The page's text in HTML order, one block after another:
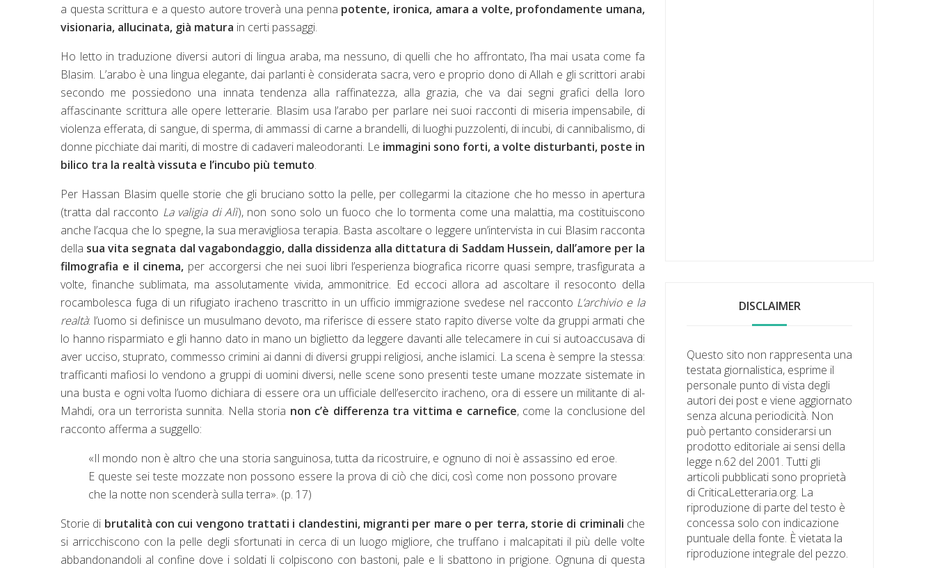
a questa scrittura e a questo autore troverà una penna potente, ironica, amara a volte, profondamente umana,
visionaria, allucinata, già matura in certi passaggi.
Ho letto in traduzione diversi autori di lingua araba, ma nessuno, di quelli che ho affrontato, l’ha mai usata come fa
Blasim. L’arabo è una lingua elegante, dai parlanti è considerata sacra, vero e proprio dono di Allah e gli scrittori arabi
secondo me possiedono una innata tendenza alla raffinatezza, alla grazia, che va dai segni grafici della loro
affascinante scrittura alle opere letterarie. Blasim usa l’arabo per parlare nei suoi racconti di miseria impensabile, di
violenza efferata, di sangue, di sperma, di ammassi di carne a brandelli, di luoghi puzzolenti, di incubi, di cannibalismo, di
donne picchiate dai mariti, di mostre di cadaveri maleodoranti. Le immagini sono forti, a volte disturbanti, poste in
bilico tra la realtà vissuta e l’incubo più temuto.
Per Hassan Blasim quelle storie che gli bruciano sotto la pelle, per collegarmi la citazione che ho messo in apertura
(tratta dal racconto La valigia di Alì), non sono solo un fuoco che lo tormenta come una malattia, ma costituiscono
anche l’acqua che lo spegne, la sua meravigliosa terapia. Basta ascoltare o leggere un’intervista in cui Blasim racconta
della sua vita segnata dal vagabondaggio, dalla dissidenza alla dittatura di Saddam Hussein, dall’amore per la
filmografia e il cinema, per accorgersi che nei suoi libri l’esperienza biografica ricorre quasi sempre, trasfigurata a
volte, finanche sublimata, ma assolutamente vivida, ammonitrice. Ed eccoci allora ad ascoltare il resoconto della
rocambolesca fuga di un rifugiato iracheno trascritto in un ufficio immigrazione svedese nel racconto L’archivio e la
realtà: l’uomo si definisce un musulmano devoto, ma riferisce di essere stato rapito diverse volte da gruppi armati che
lo hanno risparmiato e gli hanno dato in mano un biglietto da leggere davanti alle telecamere in cui si autoaccusava di
aver ucciso, stuprato, commesso crimini ai danni di diversi gruppi religiosi, anche islamici. La scena è sempre la stessa:
trafficanti mafiosi lo vendono a gruppi di uomini diversi, nelle scene sono presenti teste umane mozzate sistemate in
una busta e ogni volta l’uomo dichiara di essere ora un ufficiale dell’esercito iracheno, ora di essere un militante di al-
Mahdi, ora un terrorista sunnita. Nella storia non c’è differenza tra vittima e carnefice, come la conclusione del
racconto afferma a suggello:
«Il mondo non è altro che una storia sanguinosa, tutta da ricostruire, e ognuno di noi è assassino ed eroe.
E queste sei teste mozzate non possono essere la prova di ciò che dici, così come non possono provare
che la notte non scenderà sulla terra». (p. 17)
Storie di brutalità con cui vengono trattati i clandestini, migranti per mare o per terra, storie di criminali che
si arricchiscono con la pelle degli sfortunati in cerca di un luogo migliore, che truffano i malcapitati il più delle volte
abbandonandoli al confine dove i soldati li colpiscono con bastoni, pale e li sbattono in prigione. Ognuna di questa
DISCLAIMER
Questo sito non rappresenta una
testata giornalistica, esprime il
personale punto di vista degli
autori dei post e viene aggiornato
senza alcuna periodicità. Non
può pertanto considerarsi un
prodotto editoriale ai sensi della
legge n.62 del 2001. Tutti gli
articoli pubblicati sono proprietà
di CriticaLetteraria.org. La
riproduzione di parte del testo è
concessa solo con indicazione
puntuale della fonte. È vietata la
riproduzione integrale del pezzo.